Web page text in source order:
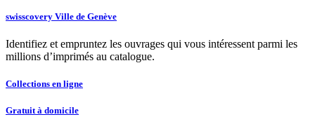
swisscovery Ville de Genève
Identifiez et empruntez les ouvrages qui vous intéressent parmi les
millions d’imprimés au catalogue.
Collections en ligne
Gratuit à domicile